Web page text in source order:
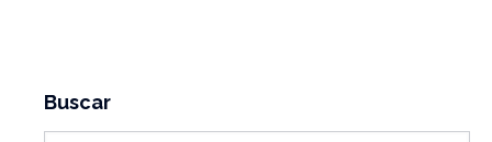
Buscar